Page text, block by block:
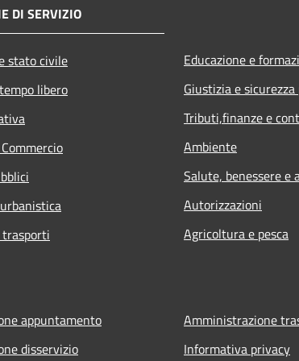
DI SERVIZIO
stato civile
libero
Educazione e
Giustizia e
Tributi,finanze e
Ambiente
Salute, benessere e
Autorizzazioni
Agricoltura e pesca
appuntamento
disservizio
Amministrazione
Informativa privacy